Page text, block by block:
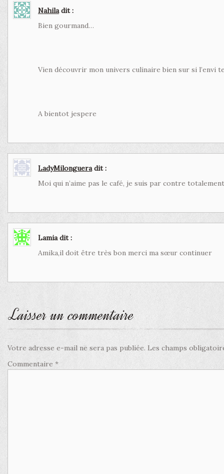
Nahila dit :
Bien gourmand…
Vien découvrir mon univers culinaire bien sur si l’envi
A bientot jespere
LadyMilonguera dit :
Moi qui n’aime pas le café, je suis par contre
Lamia dit :
Amika,il doit être très bon merci ma sœur continuer
Laisser un commentaire
Votre adresse e-mail ne sera pas publiée. Les champs
Commentaire *